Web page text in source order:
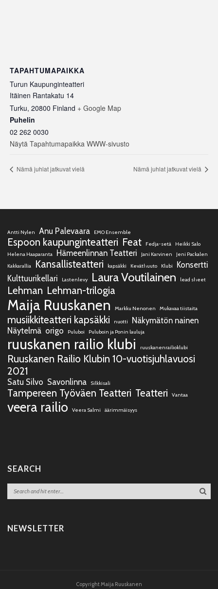
TAPAHTUMAPAIKKA
Turun Kaupunginteatteri
Itäinen Rantakatu 14
Turku, 20800 Finland + Google Map
Puhelin
02 262 0030
Näytä Tapahtumapaikka WWW-sivusto
Nämä juhlat jatkuvat vielä Nämä juhlat jatkuvat vielä
Antti Nylen Anu Palevaara EMO Ensemble
Espoon kaupunginteatteri Feat Fedja-setä
Heikki Salo
Helena Haaparanta
Hämeenlinnan Teatteri Jani Karvinen
Jeni Packalen
Kakkarallia
Kansallisteatteri kapsäkki Keväthuuto Klubi
Konsertti
Kulttuurikellari
Lastenlevy Laura Voutilainen lead sheet
Lehman Lehman-trilogia
Maija Ruuskanen Markku Nenonen Mukavaa tiistaita
musiikkiteatteri kapsäkki nuotti
Näkymätön nainen
Näytelmä origo Puluboi Puluboin ja Ponin lauluja
ruuskanen railio klubi ruuskanenrailioklubi
Ruuskanen Railio Klubin 10-vuotisjuhlavuosi
2021
Satu Silvo Savonlinna Silkkisali
Tampereen Työväen Teatteri Teatteri Vantaa
veera railio Veera Salmi äärimmäisyys
SEARCH
NEWSLETTER
Copyright Maija Ruuskanen